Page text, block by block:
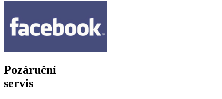
Pozáruční
servis